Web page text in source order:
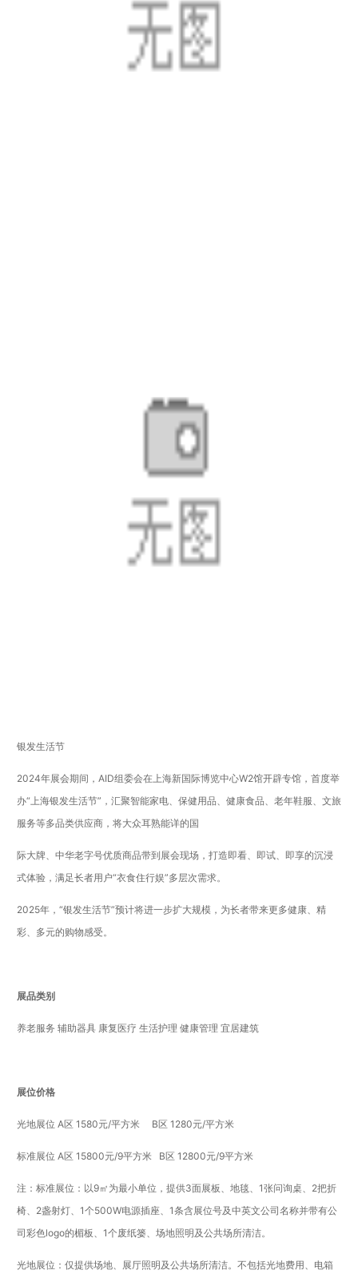
银发生活节
2024年展会期间，AID组委会在上海新国际博览中心W2馆开辟专馆，首度举
办“上海银发生活节”，汇聚智能家电、保健用品、健康食品、老年鞋服、文旅
服务等多品类供应商，将大众耳熟能详的国
际大牌、中华老字号优质商品带到展会现场，打造即看、即试、即享的沉浸
式体验，满足长者用户“衣食住行娱”多层次需求。
2025年，“银发生活节”预计将进一步扩大规模，为长者带来更多健康、精
彩、多元的购物感受。
展品类别
养老服务 辅助器具 康复医疗 生活护理 健康管理 宜居建筑
展位价格
光地展位 A区 1580元/平方米 B区 1280元/平方米
标准展位 A区 15800元/9平方米 B区 12800元/9平方米
注：标准展位：以9㎡为最小单位，提供3面展板、地毯、1张问询桌、2把折
椅、2盏射灯、1个500W电源插座、1条含展位号及中英文公司名称并带有公
司彩色logo的楣板、1个废纸篓、场地照明及公共场所清洁。
光地展位：仅提供场地、展厅照明及公共场所清洁。不包括光地费用、电箱